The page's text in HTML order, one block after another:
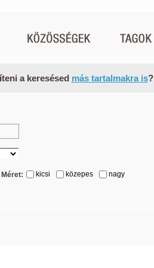
a keresésed más tartalmakra is?
Méret: kicsi közepes nagy